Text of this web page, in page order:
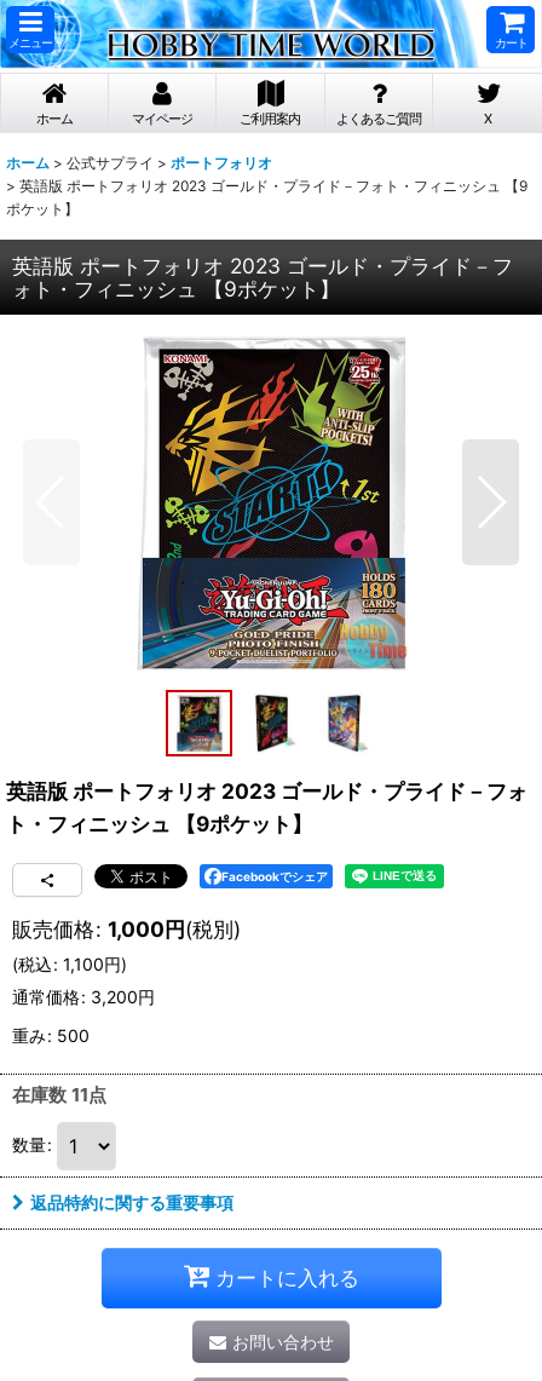
メニュー カート
ホーム マイページ ご利用案内 よくあるご質問 X
ホーム > 公式サプライ > ポートフォリオ
> 英語版 ポートフォリオ 2023 ゴールド・プライド－フォト・フィニッシュ 【9
ポケット】
英語版 ポートフォリオ 2023 ゴールド・プライド－フ
ォト・フィニッシュ 【9ポケット】
英語版 ポートフォリオ 2023 ゴールド・プライド－フォ
ト・フィニッシュ 【9ポケット】
Facebookでシェア
販売価格: 1,000円(税別)
(税込: 1,100円)
通常価格: 3,200円
重み: 500
在庫数 11点
数量:
返品特約に関する重要事項
カートに入れる
お問い合わせ